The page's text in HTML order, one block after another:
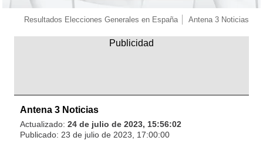
Resultados Elecciones Generales en España Antena 3 Noticias
Antena 3 Noticias
Actualizado: 24 de julio de 2023, 15:56:02
Publicado: 23 de julio de 2023, 17:00:00